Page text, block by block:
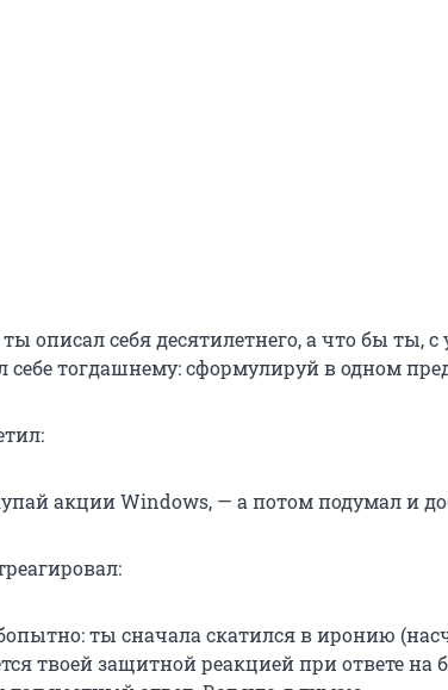
описал себя десятилетнего, а что бы ты,
себе тогдашнему: сформулируй в одном
акции Windows, — а потом подумал и
ты сначала скатился в иронию
твоей защитной реакцией при ответе на